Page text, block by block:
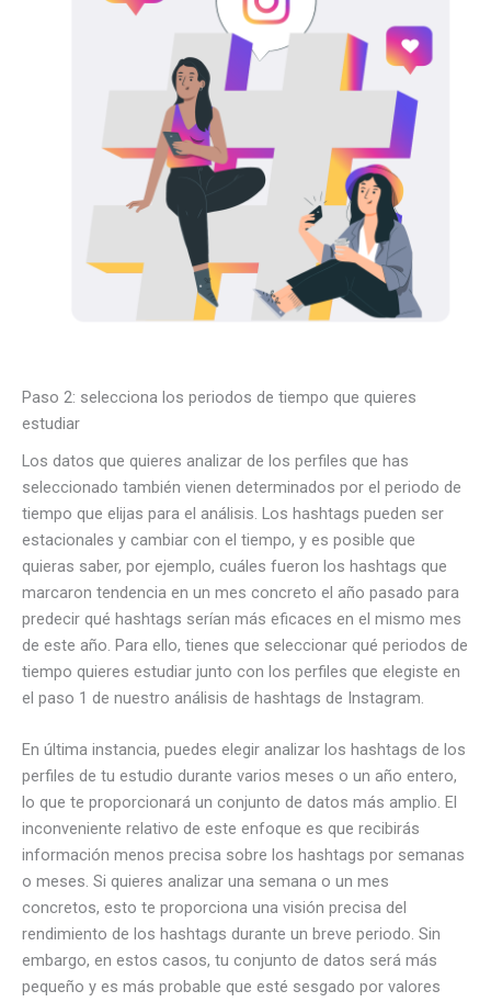
Paso 2: selecciona los periodos de tiempo que quieres
estudiar
Los datos que quieres analizar de los perfiles que has
seleccionado también vienen determinados por el periodo de
tiempo que elijas para el análisis. Los hashtags pueden ser
estacionales y cambiar con el tiempo, y es posible que
quieras saber, por ejemplo, cuáles fueron los hashtags que
marcaron tendencia en un mes concreto el año pasado para
predecir qué hashtags serían más eficaces en el mismo mes
de este año. Para ello, tienes que seleccionar qué periodos de
tiempo quieres estudiar junto con los perfiles que elegiste en
el paso 1 de nuestro análisis de hashtags de Instagram.
En última instancia, puedes elegir analizar los hashtags de los
perfiles de tu estudio durante varios meses o un año entero,
lo que te proporcionará un conjunto de datos más amplio. El
inconveniente relativo de este enfoque es que recibirás
información menos precisa sobre los hashtags por semanas
o meses. Si quieres analizar una semana o un mes
concretos, esto te proporciona una visión precisa del
rendimiento de los hashtags durante un breve periodo. Sin
embargo, en estos casos, tu conjunto de datos será más
pequeño y es más probable que esté sesgado por valores